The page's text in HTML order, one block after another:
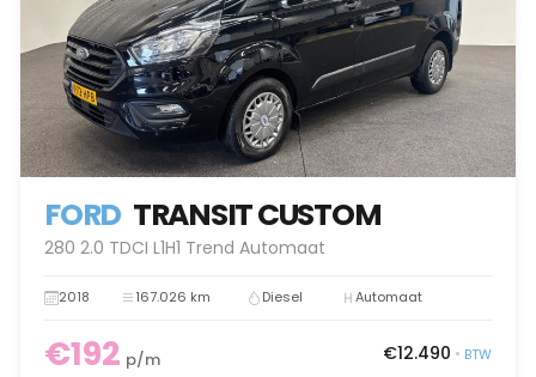
FORD TRANSIT CUSTOM
280 2.0 TDCI L1H1 Trend Automaat
2018 167.026 km Diesel Automaat
€192 p/m €12.490 • BTW